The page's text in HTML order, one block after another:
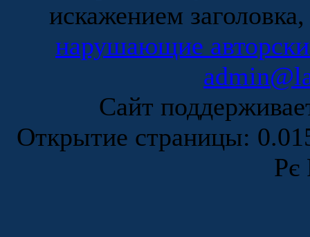
искажением
нарушающие
Сайт
Открытие страницы:
Рє